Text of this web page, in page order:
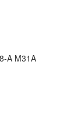
A M31A